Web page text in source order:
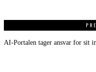
AI-Portalen tager ansvar for sit